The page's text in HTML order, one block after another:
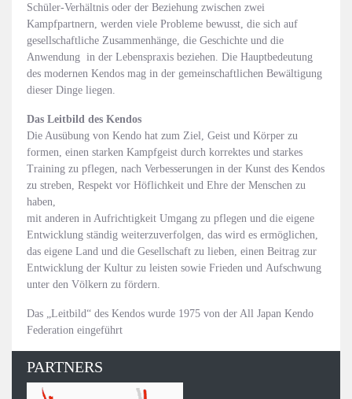
Schüler-Verhältnis oder der Beziehung zwischen zwei
Kampfpartnern, werden viele Probleme bewusst, die sich auf
gesellschaftliche Zusammenhänge, die Geschichte und die
Anwendung in der Lebenspraxis beziehen. Die Hauptbedeutung
des modernen Kendos mag in der gemeinschaftlichen Bewältigung
dieser Dinge liegen.
Das Leitbild des Kendos
Die Ausübung von Kendo hat zum Ziel, Geist und Körper zu
formen, einen starken Kampfgeist durch korrektes und starkes
Training zu pflegen, nach Verbesserungen in der Kunst des Kendos
zu streben, Respekt vor Höflichkeit und Ehre der Menschen zu
haben,
mit anderen in Aufrichtigkeit Umgang zu pflegen und die eigene
Entwicklung ständig weiterzuverfolgen, das wird es ermöglichen,
das eigene Land und die Gesellschaft zu lieben, einen Beitrag zur
Entwicklung der Kultur zu leisten sowie Frieden und Aufschwung
unter den Völkern zu fördern.
Das „Leitbild“ des Kendos wurde 1975 von der All Japan Kendo
Federation eingeführt
PARTNERS